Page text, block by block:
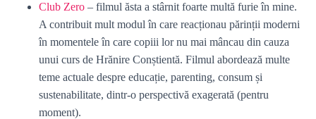
Club Zero – filmul ăsta a stârnit foarte multă furie în mine.
A contribuit mult modul în care reacționau părinții moderni
în momentele în care copiii lor nu mai mâncau din cauza
unui curs de Hrănire Conștientă. Filmul abordează multe
teme actuale despre educație, parenting, consum și
sustenabilitate, dintr-o perspectivă exagerată (pentru
moment).